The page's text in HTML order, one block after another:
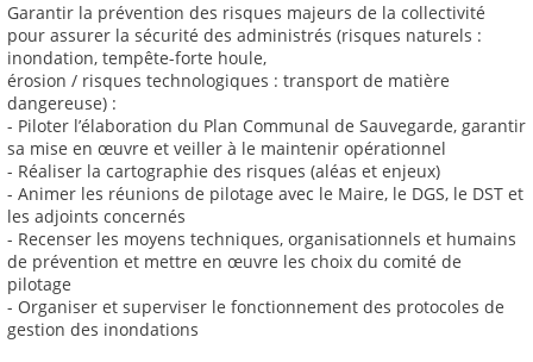
Garantir la prévention des risques majeurs de la collectivité
pour assurer la sécurité des administrés (risques naturels :
inondation, tempête-forte houle,
érosion / risques technologiques : transport de matière
dangereuse) :
- Piloter l’élaboration du Plan Communal de Sauvegarde, garantir
sa mise en œuvre et veiller à le maintenir opérationnel
- Réaliser la cartographie des risques (aléas et enjeux)
- Animer les réunions de pilotage avec le Maire, le DGS, le DST et
les adjoints concernés
- Recenser les moyens techniques, organisationnels et humains
de prévention et mettre en œuvre les choix du comité de
pilotage
- Organiser et superviser le fonctionnement des protocoles de
gestion des inondations